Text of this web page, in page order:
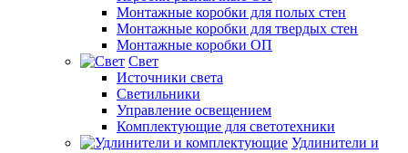
Монтажные коробки для полых стен
Монтажные коробки для твердых стен
Монтажные коробки ОП
Свет
Источники света
Светильники
Управление освещением
Комплектующие для светотехники
Удлинители и